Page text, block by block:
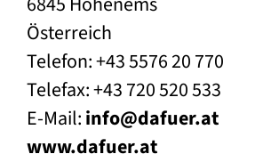
Österreich
Telefon: +43 5576 20 770
Telefax: +43 720 520 533
E-Mail:info@dafuer.at
www.dafuer.at